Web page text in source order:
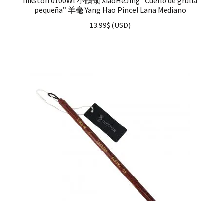
pequeña” 羊毫 Yang Hao Pincel Lana Mediano
13.99$ (USD)